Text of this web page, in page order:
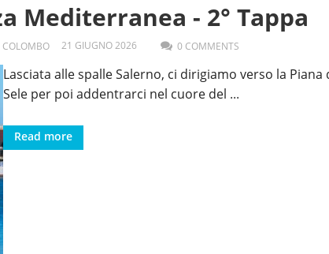
Mediterranea - 2° Tappa
COLOMBO 21 GIUGNO2026 0 COMMENTS
Lasciata alle spalle Salerno, ci dirigiamo verso la Piana
Sele per poi addentrarci nel cuore del ...
Read more